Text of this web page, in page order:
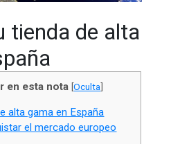
tienda de alta
en esta nota [Oculta]
alta gama en España
el mercado europeo